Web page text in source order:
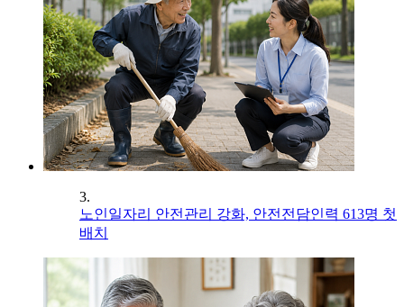
3.
노인일자리 안전관리 강화, 안전전담인력 613명 첫
배치